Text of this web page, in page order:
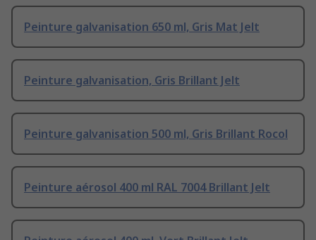
Peinture galvanisation 650 ml, Gris Mat Jelt
Peinture galvanisation, Gris Brillant Jelt
Peinture galvanisation 500 ml, Gris Brillant Rocol
Peinture aérosol 400 ml RAL 7004 Brillant Jelt